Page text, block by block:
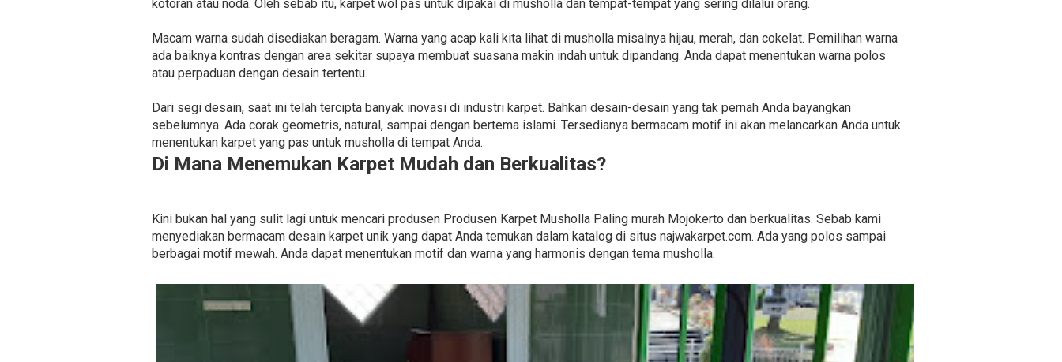
kotoran atau noda. Oleh sebab itu, karpet wol pas untuk dipakai di musholla dan tempat-tempat yang sering dilalui orang.
Macam warna sudah disediakan beragam. Warna yang acap kali kita lihat di musholla misalnya hijau, merah, dan cokelat. Pemilihan warna
ada baiknya kontras dengan area sekitar supaya membuat suasana makin indah untuk dipandang. Anda dapat menentukan warna polos
atau perpaduan dengan desain tertentu.
Dari segi desain, saat ini telah tercipta banyak inovasi di industri karpet. Bahkan desain-desain yang tak pernah Anda bayangkan
sebelumnya. Ada corak geometris, natural, sampai dengan bertema islami. Tersedianya bermacam motif ini akan melancarkan Anda untuk
menentukan karpet yang pas untuk musholla di tempat Anda.
Di Mana Menemukan Karpet Mudah dan Berkualitas?
Kini bukan hal yang sulit lagi untuk mencari produsen Produsen Karpet Musholla Paling murah Mojokerto dan berkualitas. Sebab kami
menyediakan bermacam desain karpet unik yang dapat Anda temukan dalam katalog di situs najwakarpet.com. Ada yang polos sampai
berbagai motif mewah. Anda dapat menentukan motif dan warna yang harmonis dengan tema musholla.